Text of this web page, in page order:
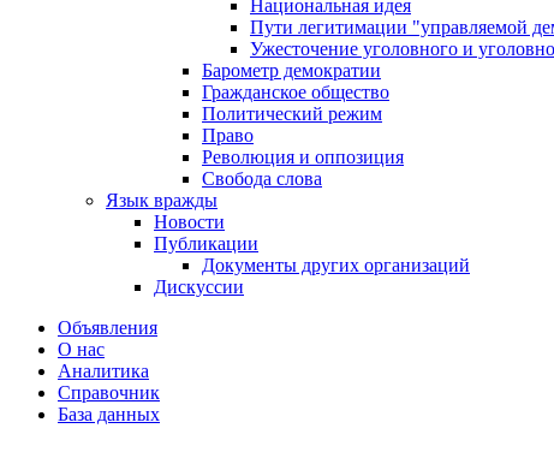
Национальная идея
Пути легитимации "управляемой
Ужесточение уголовного и
Барометр демократии
Гражданское общество
Политический режим
Право
Революция и оппозиция
Свобода слова
Язык вражды
Новости
Публикации
Документы других организаций
Дискуссии
Объявления
О нас
Аналитика
Справочник
База данных